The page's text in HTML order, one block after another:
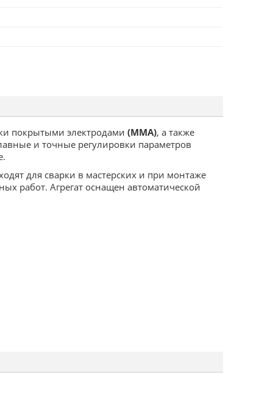
покрытыми электродами(MMA), а также
и точные регулировки параметров
для сварки в мастерских и при монтаже
работ. Агрегат оснащен автоматической